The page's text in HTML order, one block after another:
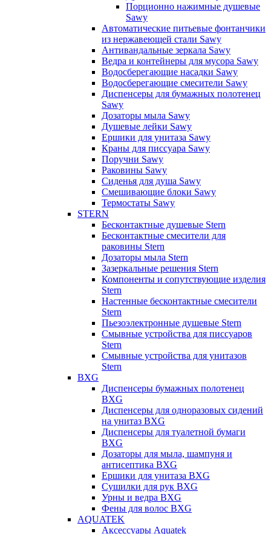
Порционно нажимные душевые
Sawy
Автоматические питьевые фонтанчики
из нержавеющей стали Sawy
Антивандальные зеркала Sawy
Ведра и контейнеры для мусора Sawy
Водосберегающие насадки Sawy
Водосберегающие смесители Sawy
Диспенсеры для бумажных полотенец
Sawy
Дозаторы мыла Sawy
Душевые лейки Sawy
Ершики для унитаза Sawy
Краны для писсуара Sawy
Поручни Sawy
Раковины Sawy
Сиденья для душа Sawy
Смешивающие блоки Sawy
Термостаты Sawy
STERN
Бесконтактные душевые Stern
Бесконтактные смесители для
раковины Stern
Дозаторы мыла Stern
Зазеркальные решения Stern
Компоненты и сопутствующие изделия
Stern
Настенные бесконтактные смесители
Stern
Пьезоэлектронные душевые Stern
Смывные устройства для писсуаров
Stern
Смывные устройства для унитазов
Stern
BXG
Диспенсеры бумажных полотенец
BXG
Диспенсеры для одноразовых сидений
на унитаз BXG
Диспенсеры для туалетной бумаги
BXG
Дозаторы для мыла, шампуня и
антисептика BXG
Ершики для унитаза BXG
Сушилки для рук BXG
Урны и ведра BXG
Фены для волос BXG
AQUATEK
Аксессуары Aquatek